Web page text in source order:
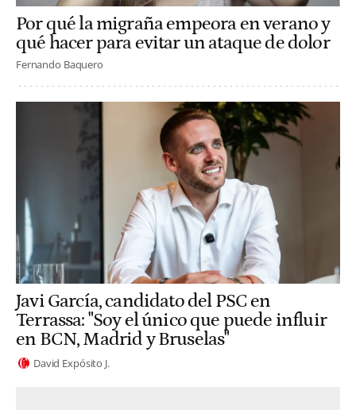
Por qué la migraña empeora en verano y
qué hacer para evitar un ataque de dolor
Fernando Baquero
Javi García, candidato del PSC en
Terrassa: "Soy el único que puede influir
en BCN, Madrid y Bruselas"
David Expósito J.